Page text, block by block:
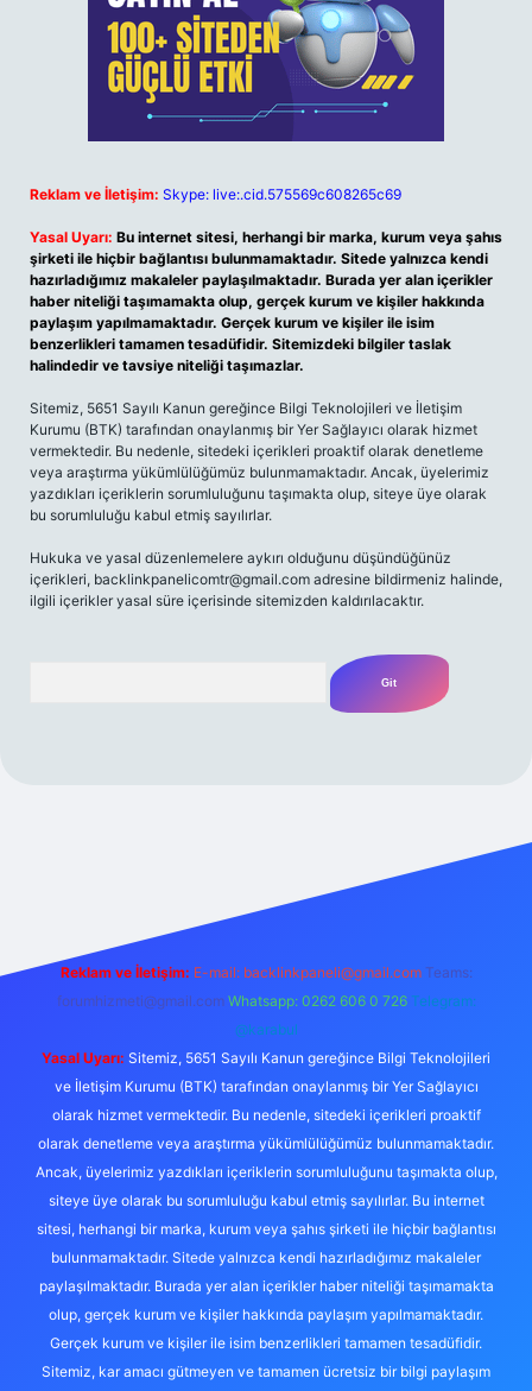
Reklam ve İletişim: Skype: live:.cid.575569c608265c69
Yasal Uyarı: Bu internet sitesi, herhangi bir marka, kurum veya şahıs
şirketi ile hiçbir bağlantısı bulunmamaktadır. Sitede yalnızca kendi
hazırladığımız makaleler paylaşılmaktadır. Burada yer alan içerikler
haber niteliği taşımamakta olup, gerçek kurum ve kişiler hakkında
paylaşım yapılmamaktadır. Gerçek kurum ve kişiler ile isim
benzerlikleri tamamen tesadüfidir. Sitemizdeki bilgiler taslak
halindedir ve tavsiye niteliği taşımazlar.
Sitemiz, 5651 Sayılı Kanun gereğince Bilgi Teknolojileri ve İletişim
Kurumu (BTK) tarafından onaylanmış bir Yer Sağlayıcı olarak hizmet
vermektedir. Bu nedenle, sitedeki içerikleri proaktif olarak denetleme
veya araştırma yükümlülüğümüz bulunmamaktadır. Ancak, üyelerimiz
yazdıkları içeriklerin sorumluluğunu taşımakta olup, siteye üye olarak
bu sorumluluğu kabul etmiş sayılırlar.
Hukuka ve yasal düzenlemelere aykırı olduğunu düşündüğünüz
içerikleri, backlinkpanelicomtr@gmail.com adresine bildirmeniz halinde,
ilgili içerikler yasal süre içerisinde sitemizden kaldırılacaktır.
Reklam ve İletişim: E-mail: backlinkpaneli@gmail.com Teams:
forumhizmeti@gmail.com Whatsapp: 0262 606 0 726 Telegram:
@karabul
Yasal Uyarı: Sitemiz, 5651 Sayılı Kanun gereğince Bilgi Teknolojileri
ve İletişim Kurumu (BTK) tarafından onaylanmış bir Yer Sağlayıcı
olarak hizmet vermektedir. Bu nedenle, sitedeki içerikleri proaktif
olarak denetleme veya araştırma yükümlülüğümüz bulunmamaktadır.
Ancak, üyelerimiz yazdıkları içeriklerin sorumluluğunu taşımakta olup,
siteye üye olarak bu sorumluluğu kabul etmiş sayılırlar. Bu internet
sitesi, herhangi bir marka, kurum veya şahıs şirketi ile hiçbir bağlantısı
bulunmamaktadır. Sitede yalnızca kendi hazırladığımız makaleler
paylaşılmaktadır. Burada yer alan içerikler haber niteliği taşımamakta
olup, gerçek kurum ve kişiler hakkında paylaşım yapılmamaktadır.
Gerçek kurum ve kişiler ile isim benzerlikleri tamamen tesadüfidir.
Sitemiz, kar amacı gütmeyen ve tamamen ücretsiz bir bilgi paylaşım